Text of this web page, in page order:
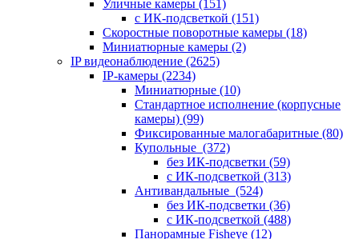
Уличные камеры (151)
с ИК-подсветкой (151)
Скоростные поворотные камеры (18)
Миниатюрные камеры (2)
IP видеонаблюдение (2625)
IP-камеры (2234)
Миниатюрные (10)
Стандартное исполнение (корпусные
камеры) (99)
Фиксированные малогабаритные (80)
Купольные (372)
без ИК-подсветки (59)
с ИК-подсветкой (313)
Антивандальные (524)
без ИК-подсветки (36)
с ИК-подсветкой (488)
Панорамные Fisheye (12)